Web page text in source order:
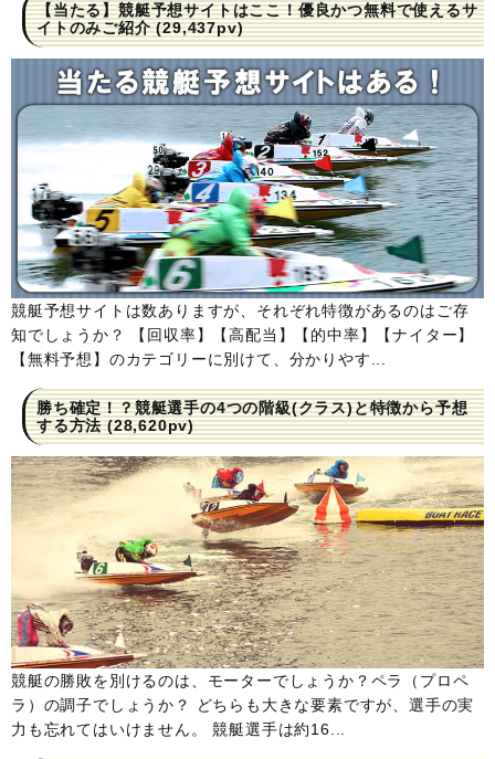
【当たる】競艇予想サイトはここ！優良かつ無料で使えるサ
イトのみご紹介(29,437pv)
競艇予想サイトは数ありますが、それぞれ特徴があるのはご存
知でしょうか？ 【回収率】【高配当】【的中率】【ナイター】
【無料予想】のカテゴリーに別けて、分かりやす...
勝ち確定！？競艇選手の4つの階級(クラス)と特徴から予想
する方法(28,620pv)
競艇の勝敗を別けるのは、モーターでしょうか？ペラ（プロペ
ラ）の調子でしょうか？ どちらも大きな要素ですが、選手の実
力も忘れてはいけません。 競艇選手は約16...